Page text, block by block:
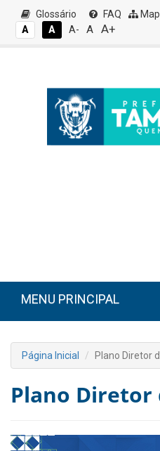
Glossário FAQ
A
A A- A A+
MENU PRINCIPAL
Página Inicial Plano Diretor
Plano Diretor